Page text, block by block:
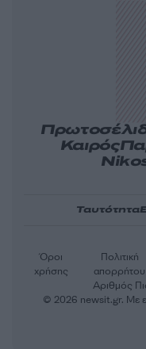
Καιρός
Ταυτότητα
Αριθμός
Όροι
χρήσης
Πολιτική
απορρήτου
© 2026 newsit.gr. Με